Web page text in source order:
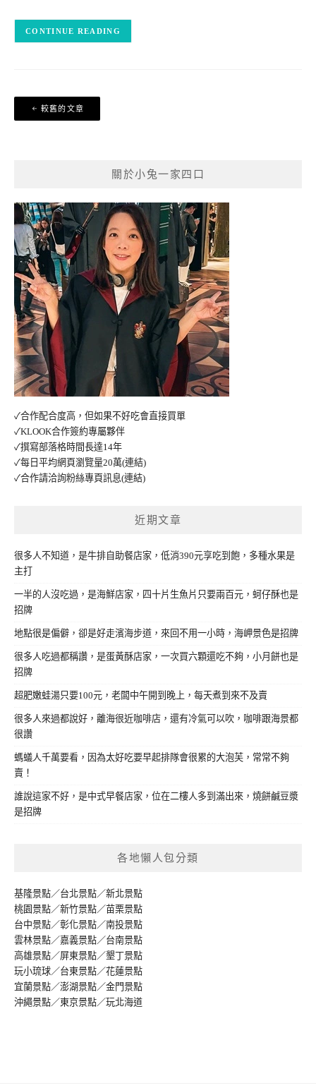
CONTINUE READING
文
章
較舊的文章
關於小兔一家四口
✓合作配合度高，但如果不好吃會直接買單
✓KLOOK合作簽約專屬夥伴
✓撰寫部落格時間長達14年
✓每日平均網頁瀏覽量20萬(連結)
✓合作請洽詢粉絲專頁訊息(連結)
近期文章
很多人不知道，是牛排自助餐店家，低消390元享吃到飽，多種水果是
主打
一半的人沒吃過，是海鮮店家，四十片生魚片只要兩百元，蚵仔酥也是
招牌
地點很是偏僻，卻是好走濱海步道，來回不用一小時，海岬景色是招牌
很多人吃過都稱讚，是蛋黃酥店家，一次買六顆還吃不夠，小月餅也是
招牌
超肥嫩蛙湯只要100元，老闆中午開到晚上，每天煮到來不及賣
很多人來過都說好，離海很近咖啡店，還有冷氣可以吹，咖啡跟海景都
很讚
螞蟻人千萬要看，因為太好吃要早起排隊會很累的大泡芙，常常不夠
賣！
誰說這家不好，是中式早餐店家，位在二樓人多到滿出來，燒餅鹹豆漿
是招牌
各地懶人包分類
基隆景點／台北景點／新北景點
桃園景點／新竹景點／苗栗景點
台中景點／彰化景點／南投景點
雲林景點／嘉義景點／台南景點
高雄景點／屏東景點／墾丁景點
玩小琉球／台東景點／花蓮景點
宜蘭景點／澎湖景點／金門景點
沖繩景點／東京景點／玩北海道